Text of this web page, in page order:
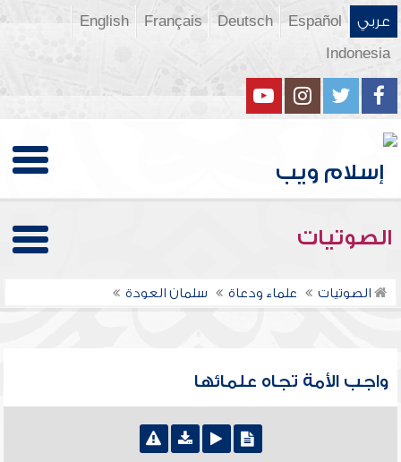
عربي Español
Deutsch
Français
English
Indonesia
الصوتيات
الصوتيات علماء ودعاة سلمان العودة
واجب الأمة تجاه علمائها